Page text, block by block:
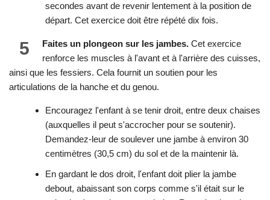
secondes avant de revenir lentement à la position de
départ. Cet exercice doit être répété dix fois.
5 Faites un plongeon sur les jambes. Cet exercice
renforce les muscles à l'avant et à l'arrière des cuisses,
ainsi que les fessiers. Cela fournit un soutien pour les
articulations de la hanche et du genou.
Encouragez l'enfant à se tenir droit, entre deux chaises
(auxquelles il peut s'accrocher pour se soutenir).
Demandez-leur de soulever une jambe à environ 30
centimètres (30,5 cm) du sol et de la maintenir là.
En gardant le dos droit, l'enfant doit plier la jambe
debout, abaissant son corps comme s'il était sur le